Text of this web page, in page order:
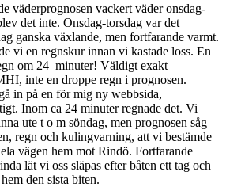
väderprognosen vackert väder onsdag-
det inte. Onsdag-torsdag var det
ganska växlande, men fortfarande varmt.
vi en regnskur innan vi kastade loss. En
om 24 minuter! Väldigt exakt
inte en droppe regn i prognosen.
in på en för mig ny webbsida,
Inom ca 24 minuter regnade det. Vi
ute t o m söndag, men prognosen såg
regn och kulingvarning, att vi bestämde
vägen hem mot Rindö. Fortfarande
lät vi oss släpas efter båten ett tag och
den sista biten.